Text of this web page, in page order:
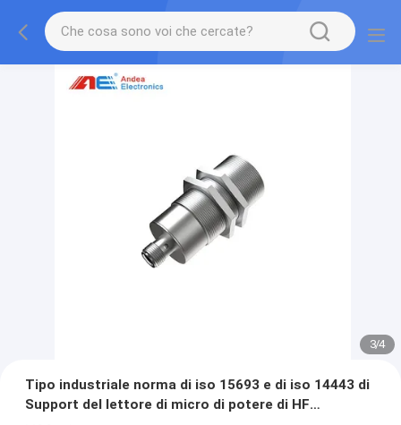
3/4
Tipo industriale norma di iso 15693 e di iso 14443 di
Support del lettore di micro di potere di HF